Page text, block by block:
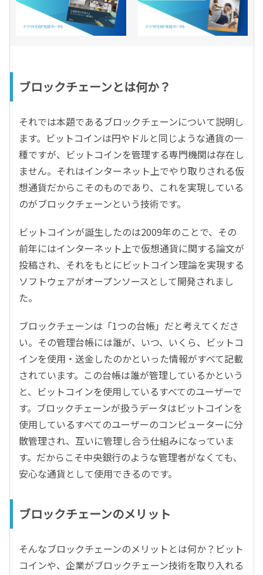
ブロックチェーンとは何か？
それでは本題であるブロックチェーンについて説明し
ます。ビットコインは円やドルと同じような通貨の一
種ですが、ビットコインを管理する専門機関は存在し
ません。それはインターネット上でやり取りされる仮
想通貨だからこそのものであり、これを実現している
のがブロックチェーンという技術です。
ビットコインが誕生したのは2009年のことで、その
前年にはインターネット上で仮想通貨に関する論文が
投稿され、それをもとにビットコイン理論を実現する
ソフトウェアがオープンソースとして開発されまし
た。
ブロックチェーンは「1つの台帳」だと考えてくださ
い。その管理台帳には誰が、いつ、いくら、ビットコ
インを使用・送金したのかといった情報がすべて記載
されています。この台帳は誰が管理しているかという
と、ビットコインを使用しているすべてのユーザーで
す。ブロックチェーンが扱うデータはビットコインを
使用しているすべてのユーザーのコンピューターに分
散管理され、互いに管理し合う仕組みになっていま
す。だからこそ中央銀行のような管理者がなくても、
安心な通貨として使用できるのです。
ブロックチェーンのメリット
そんなブロックチェーンのメリットとは何か？ビット
コインや、企業がブロックチェーン技術を取り入れる